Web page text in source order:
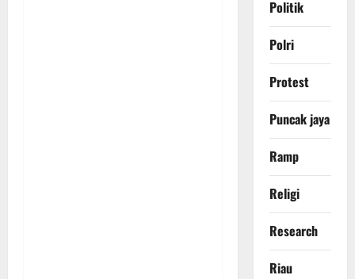
Politik
Polri
Protest
Puncak jaya
Ramp
Religi
Research
Riau